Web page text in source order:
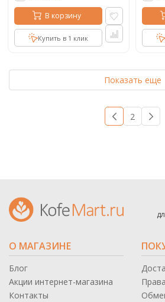
В корзину
Купить в 1 клик
Показать еще
1 2 →
О МАГАЗИНЕ
Блог
Акции интернет-магазина
Контакты